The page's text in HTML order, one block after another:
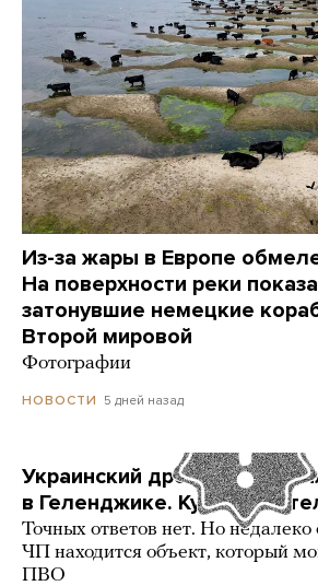
Из-за жары в Европе
На поверхности реки
затонувшие немецкие
Второй мировой
Фотографии
НОВОСТИ 5 дней назад
Украинский дрон попал по
в Геленджике. Куда он
Точных ответов нет. Но недалеко
ЧП находится объект, который
ПВО